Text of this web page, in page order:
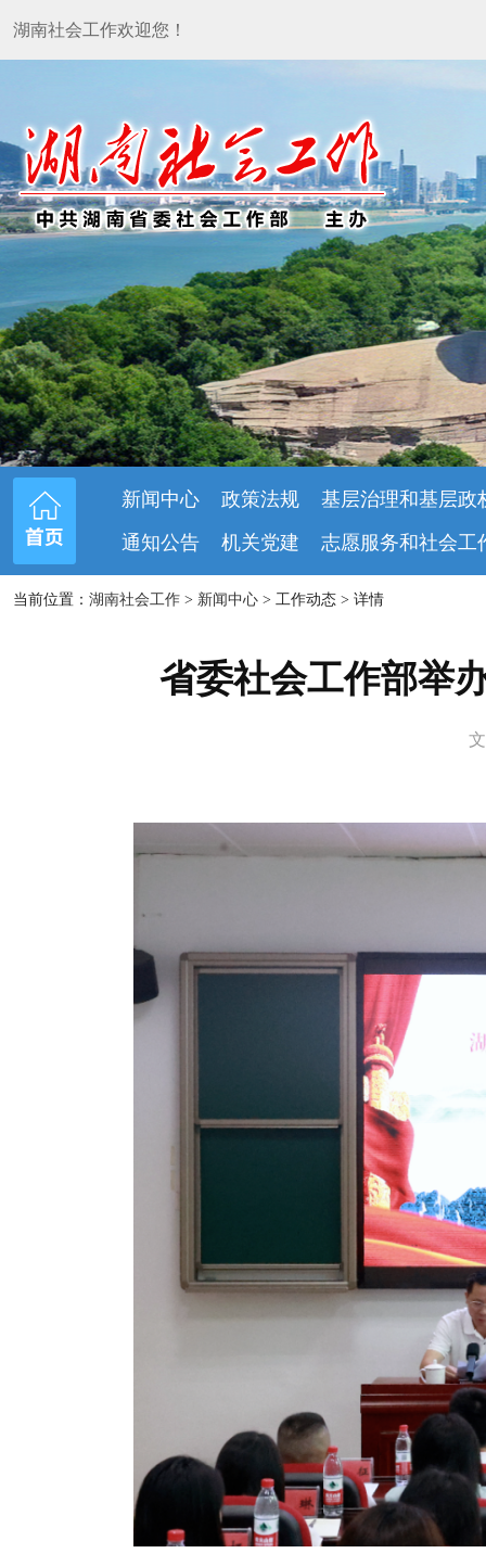
湖南社会工作欢迎您！
新闻中心 政策法规
基层治理和基层政
通知公告
机关党建 志愿服务和社会工
当前位置：湖南社会工作 > 新闻中心 > 工作动态 > 详情
省委社会工作部举